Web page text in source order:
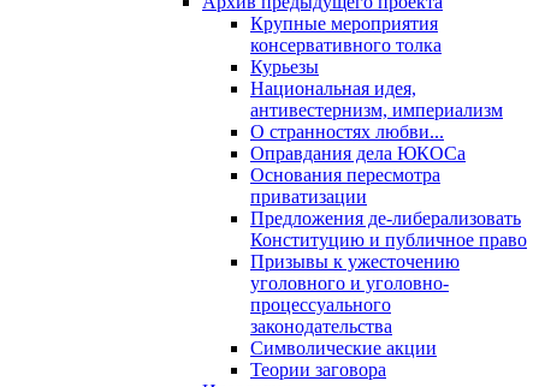
Крупные мероприятия
консервативного толка
Курьезы
Национальная идея,
антивестернизм, империализм
О странностях любви...
Оправдания дела ЮКОСа
Основания пересмотра
приватизации
Предложения де-либерализовать
Конституцию и публичное право
Призывы к ужесточению
уголовного и уголовно-
процессуального
законодательства
Символические акции
Теории заговора